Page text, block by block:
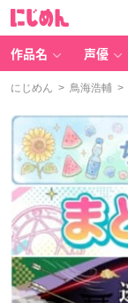
作品名 声優
にじめん > 鳥海浩輔 >